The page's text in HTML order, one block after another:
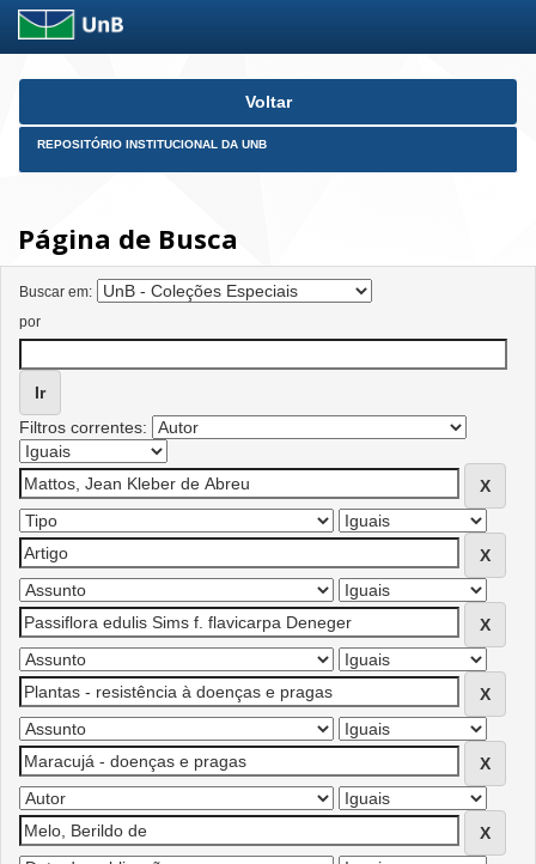
Skip
Voltar
REPOSITÓRIO INSTITUCIONAL DA UNB
Página de Busca
Buscar em:
por
Filtros correntes: